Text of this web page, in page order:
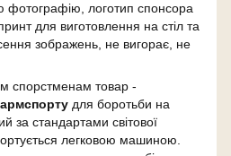
фотографію, логотип спонсора
для виготовлення на стіл та
зображень, не вигорає, не
спорстменам товар -
для боротьби на
за стандартами світової
легковою машиною.